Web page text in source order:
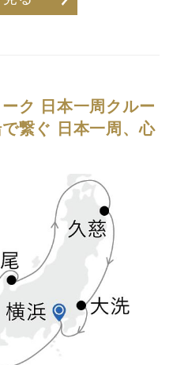
ク 日本一周クルー
繋ぐ 日本一周、心